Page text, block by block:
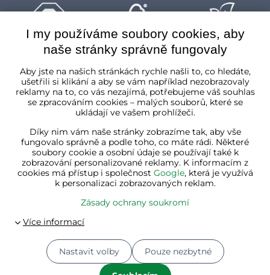
Jurhan.cz 💚 | Všechna práva vyhrazena
I my používáme soubory cookies, aby
naše stránky správně fungovaly
Aby jste na našich stránkách rychle našli to, co hledáte,
ušetřili si klikání a aby se vám například nezobrazovaly
reklamy na to, co vás nezajímá, potřebujeme váš souhlas
se zpracováním cookies – malých souborů, které se
ukládají ve vašem prohlížeči.
Díky nim vám naše stránky zobrazíme tak, aby vše
fungovalo správně a podle toho, co máte rádi. Některé
soubory cookie a osobní údaje se používají také k
zobrazování personalizované reklamy. K informacím z
cookies má přístup i společnost Google, která je využívá
k personalizaci zobrazovaných reklam.
Zásady ochrany soukromí
Nastavit volby Pouze nezbytné